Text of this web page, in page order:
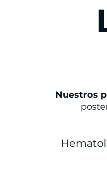
Nuestros